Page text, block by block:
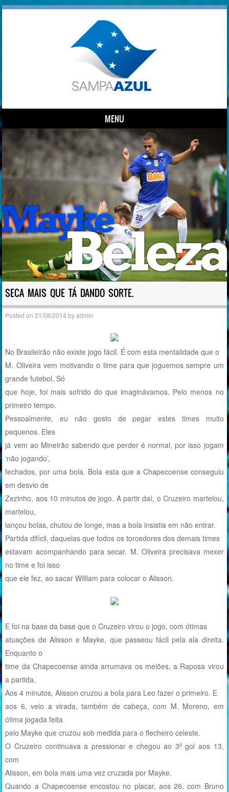
MENU
Skip to content
SECA MAIS QUE TÁ DANDO SORTE.
Posted on31/08/2014 byadmin
No Brasileirão não existe jogo fácil. É com esta mentalidade que o
M. Oliveira vem motivando o time para que joguemos sempre um
grande futebol. Só
que hoje, foi mais sofrido do que imaginávamos. Pelo menos no
primeiro tempo.
Pessoalmente, eu não gosto de pegar estes times muito
pequenos. Eles
já vem ao Mineirão sabendo que perder é normal, por isso jogam
‘não jogando’,
fechados, por uma bola. Bola esta que a Chapecoense conseguiu
em desvio de
Zezinho, aos 10 minutos de jogo. A partir daí, o Cruzeiro martelou,
martelou,
lançou bolas, chutou de longe, mas a bola insistia em não entrar.
Partida difícil, daquelas que todos os torcedores dos demais times
estavam acompanhando para secar. M. Oliveira precisava mexer
no time e foi isso
que ele fez, ao sacar William para colocar o Alisson.
E foi na base da base que o Cruzeiro virou o jogo, com ótimas
atuações de Alisson e Mayke, que passeou fácil pela ala direita.
Enquanto o
time da Chapecoense ainda arrumava os meiões, a Raposa virou
a partida.
Aos 4 minutos, Alisson cruzou a bola para Leo fazer o primeiro. E
aos 6, veio a virada, também de cabeça, com M. Moreno, em
ótima jogada feita
pelo Mayke que cruzou sob medida para o flecheiro celeste.
O Cruzeiro continuava a pressionar e chegou ao 3º gol aos 13,
com
Alisson, em bola mais uma vez cruzada por Mayke.
Quando a Chapecoense encostou no placar, aos 26, com Bruno